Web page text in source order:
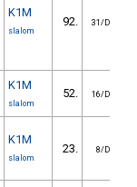
K1M
slalom
92. 31/DM
K1M
slalom
52. 16/DM
K1M
slalom
23. 8/DM